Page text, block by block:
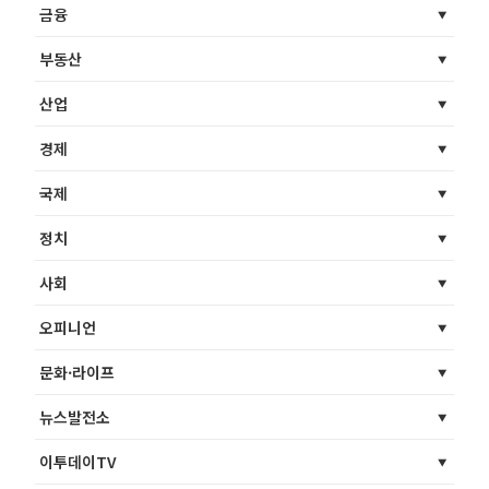
금융
부동산
산업
경제
국제
정치
사회
오피니언
문화·라이프
뉴스발전소
이투데이TV